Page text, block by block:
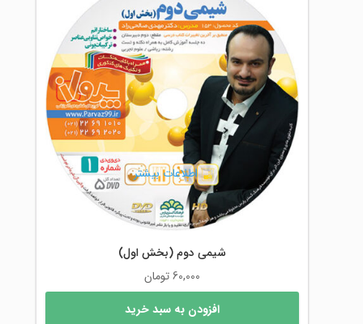
اطلاعات بیشتر
شیمی دوم (بخش اول)
60,000تومان
افزودن به سبد خرید